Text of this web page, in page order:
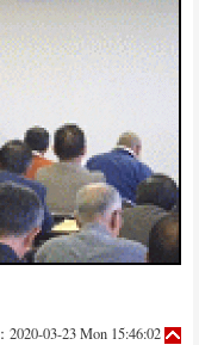
2020-03-23 Mon 15:46:02